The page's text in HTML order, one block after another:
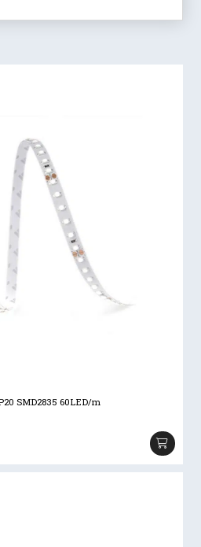
SMD2835 60LED/m